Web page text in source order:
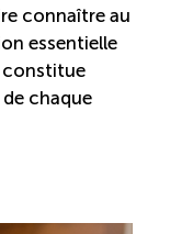
connaître au
essentielle
constitue
chaque